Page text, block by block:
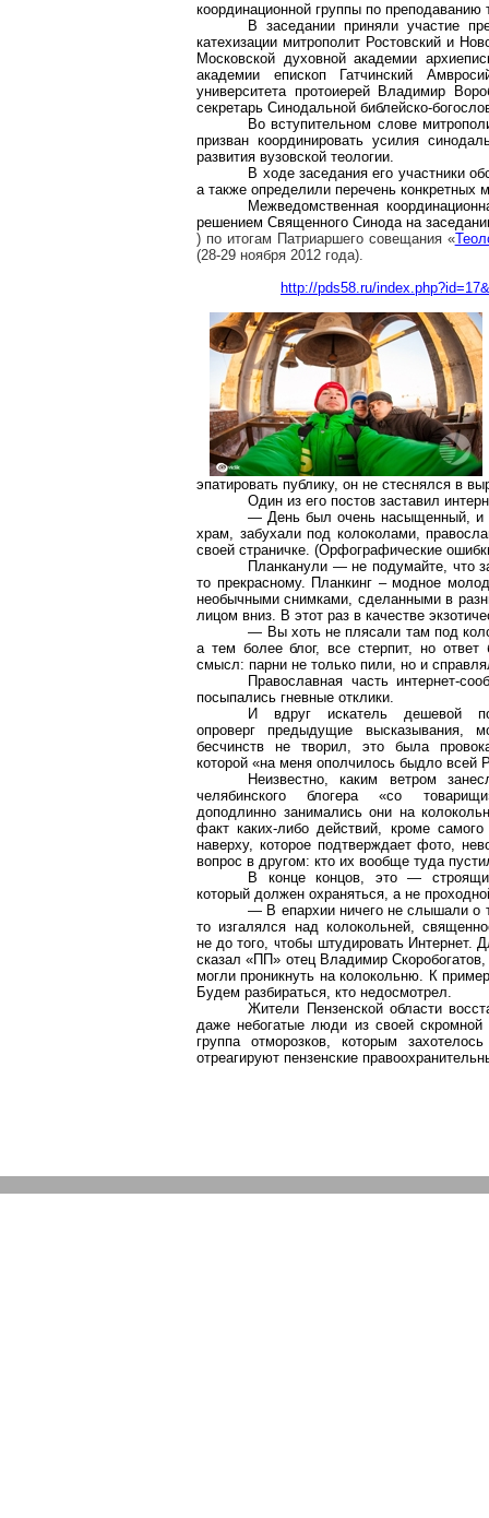
координационной группы по преподаванию
В заседании приняли участие
катехизации митрополит Ростовский и
Московской духовной академии
академии епископ Гатчинский
университета протоиерей Владимир
секретарь Синодальной библейско-
Во вступительном слове
призван координировать усилия
развития вузовской теологии.
В ходе заседания его участники
а также определили перечень конкретных
Межведомственная
решением Священного Синода на
) по итогам Патриаршего совещания «
(28-29 ноября 2012 года).
http://pds58.ru/
эпатировать публику, он не стеснялся в
Один из его постов заставил
— День был очень насыщенный,
храм, забухали под колоколами,
своей страничке. (Орфографические
Планканули — не подумайте, что
то прекрасному. Планкинг – модное
необычными снимками, сделанными в
лицом вниз. В этот раз в качестве
— Вы хоть не плясали там под
а тем болееблог, все стерпит, но ответ
смысл: парни не только пили, но и
Православная частьинтернет-
посыпались гневные отклики.
И вдруг искатель дешевой
опроверг предыдущие высказывания,
бесчинств не творил, это была
которой «на меня ополчилось быдло всей
Неизвестно, каким ветром
челябинскогоблогера«со
доподлинно занимались они на
факт каких-либо действий, кроме самого
наверху, которое подтверждает фото,
вопрос в другом: кто их вообще туда
В конце концов, это —
который должен охраняться, а не
— В епархии ничего не слышали о
то изгалялся над колокольней,
не до того, чтобы штудировать Интернет.
сказал «ПП» отец Владимир
могли проникнуть на колокольню. К
Будем разбираться, кто недосмотрел.
Жители Пензенской области
даже небогатые люди из своей
группа отморозков, которым
отреагируют пензенские